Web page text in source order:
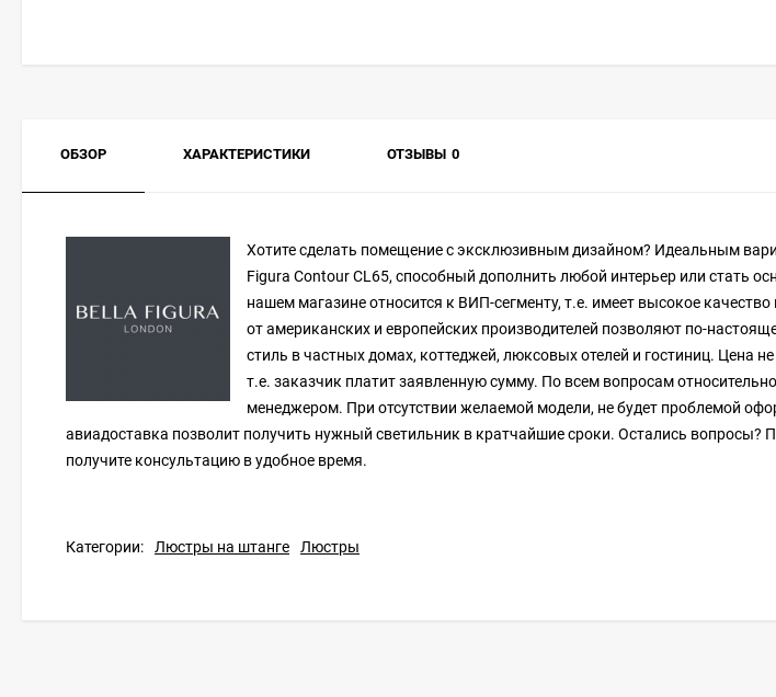
ОБЗОР ХАРАКТЕРИСТИКИ ОТЗЫВЫ 0
Хотите сделать помещение с эксклюзивным дизайном? Идеальным
Figura Contour CL65, способный дополнить любой интерьер или стать
нашем магазине относится к ВИП-сегменту, т.е. имеет высокое
от американских и европейских производителей позволяют по-
стиль в частных домах, коттеджей, люксовых отелей и гостиниц. Цена
т.е. заказчик платит заявленную сумму. По всем вопросам
менеджером. При отсутствии желаемой модели, не будет проблемой
авиадоставка позволит получить нужный светильник в кратчайшие сроки. Остались вопросы?
получите консультацию в удобное время.
Категории: Люстры на штанге Люстры